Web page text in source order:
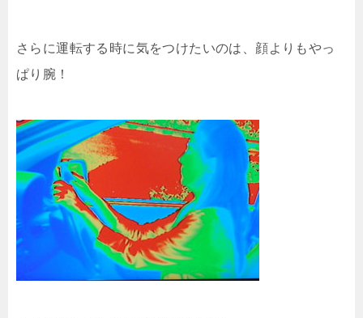
さらに運転する時に気をつけたいのは、顔よりもやっ
ぱり腕！